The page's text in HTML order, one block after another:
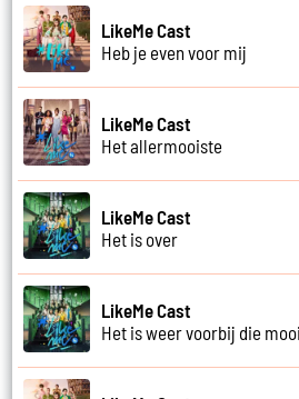
LikeMe Cast
Heb je even voor mij
LikeMe Cast
Het allermooiste
LikeMe Cast
Het is over
LikeMe Cast
Het is weer voorbij die